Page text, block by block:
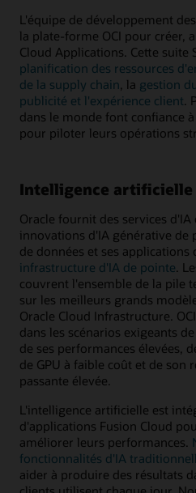
L'équipe de développement
la plate-forme OCI pour créer,
Cloud Applications. Cette suite
planification des ressources
de la supply chain, la gestion
publicité et l'expérience client.
dans le monde font confiance
pour piloter leurs opérations
Intelligence artificielle
Oracle fournit des services d'IA
innovations d'IA générative de
de données et ses applications
infrastructure d'IA de pointe .
couvrent l'ensemble de la pile
sur les meilleurs grands
Oracle Cloud Infrastructure.
dans les scénarios exigeants
de ses performances élevées,
de GPU à faible coût et de son
passante élevée.
L'intelligence artificielle est
d'applications Fusion Cloud
améliorer leurs performances.
fonctionnalités d'IA
aider à produire des résultats